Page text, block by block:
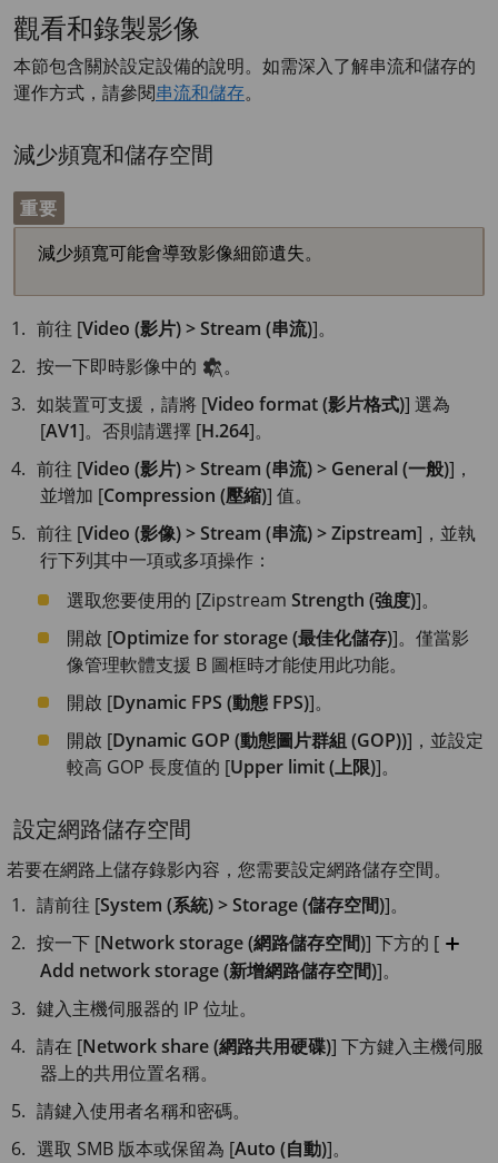
觀看和錄製影像
本節包含關於設定設備的說明。如需深入了解串流和儲存的
運作方式，請參閱串流和儲存。
減少頻寬和儲存空間
重要
減少頻寬可能會導致影像細節遺失。
前往 [Video (影片) > Stream (串流)]。
按一下即時影像中的
。
如裝置可支援，請將 [Video format (影片格式)] 選為
[AV1]。否則請選擇 [H.264]。
前往 [Video (影片) > Stream (串流) > General (一般)]，
並增加 [Compression (壓縮)] 值。
前往 [Video (影像) > Stream (串流) > Zipstream]，並執
行下列其中一項或多項操作：
選取您要使用的 [Zipstream Strength (強度)]。
開啟 [Optimize for storage (最佳化儲存)]。僅當影
像管理軟體支援 B 圖框時才能使用此功能。
開啟 [Dynamic FPS (動態 FPS)]。
開啟 [Dynamic GOP (動態圖片群組 (GOP))]，並設定
較高 GOP 長度值的 [Upper limit (上限)]。
設定網路儲存空間
若要在網路上儲存錄影內容，您需要設定網路儲存空間。
請前往 [System (系統) > Storage (儲存空間)]。
按一下 [Network storage (網路儲存空間)] 下方的 [
Add network storage (新增網路儲存空間)]。
鍵入主機伺服器的 IP 位址。
請在 [Network share (網路共用硬碟)] 下方鍵入主機伺服
器上的共用位置名稱。
請鍵入使用者名稱和密碼。
選取 SMB 版本或保留為 [Auto (自動)]。